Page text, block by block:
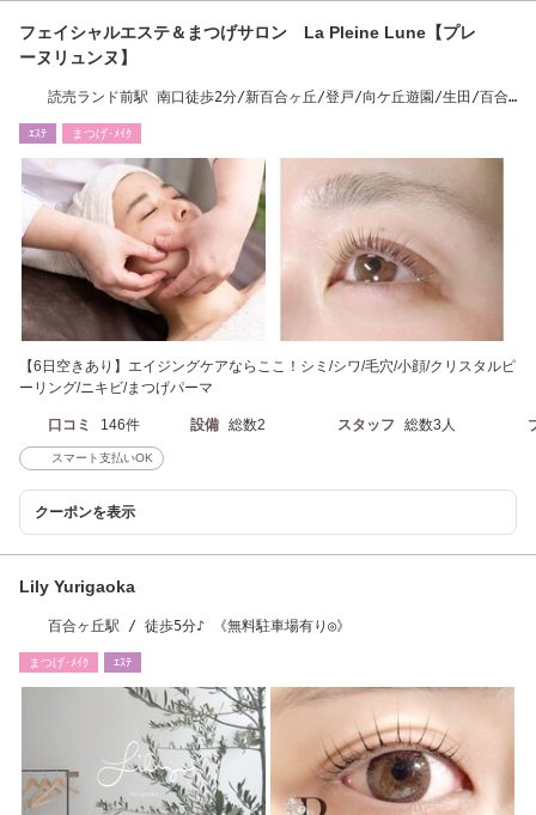
フェイシャルエステ＆まつげサロン La Pleine Lune【プレ
ーヌリュンヌ】
読売ランド前駅 南口徒歩2分/新百合ヶ丘/登戸/向ケ丘遊園/生田/百合
ｴｽﾃ まつげ･ﾒｲｸ
【6日空きあり】エイジングケアならここ！シミ/シワ/毛穴/小顔/クリスタルピ
ーリング/ニキビ/まつげパーマ
口コミ 146件 設備 総数2 スタッフ 総数3人
スマート支払いOK
クーポンを表示
Lily Yurigaoka
百合ヶ丘駅 / 徒歩5分♪ 《無料駐車場有り◎》
まつげ･ﾒｲｸ ｴｽﾃ